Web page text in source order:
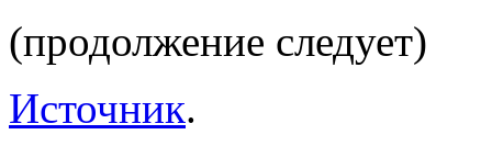
(продолжение следует)
Источник.